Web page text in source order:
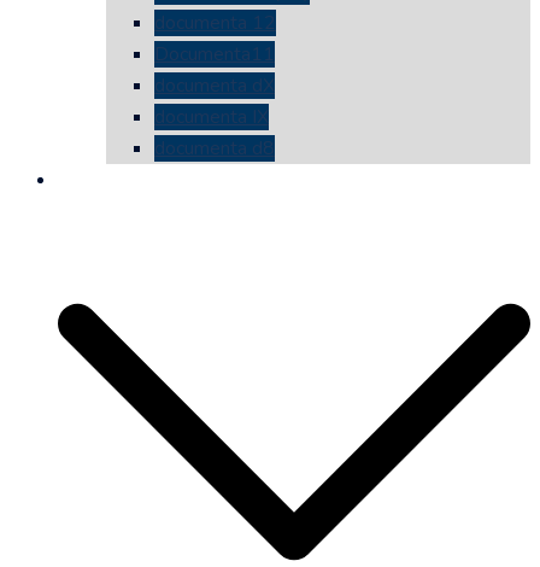
documenta 12
Documenta11
documenta dX
documenta IX
documenta d8